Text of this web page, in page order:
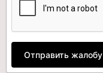
Отправить жалобу